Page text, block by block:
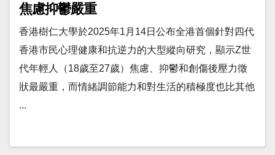
焦慮抑鬱嚴重
香港樹仁大學於2025年1月14日公布全港首個針對四代
香港市民心理健康和抗逆力的大型縱向研究，顯示Z世
代年輕人（18歲至27歲）焦慮、抑鬱和創傷後壓力徵
狀最嚴重，而情緒調節能力和對生活的積極度也比其他
...